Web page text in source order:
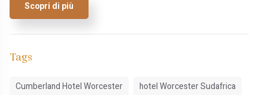
Scopri di più
Tags
Cumberland Hotel Worcester
hotel Worcester Sudafrica